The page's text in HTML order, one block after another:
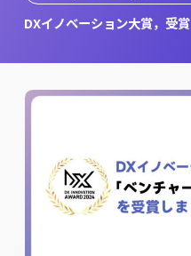
DXイノベーション大賞，受賞